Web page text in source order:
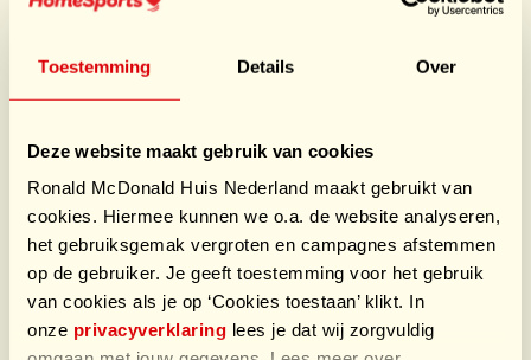
Toestemming Details Over
Deze website maakt gebruik van cookies
Ronald McDonald Huis Nederland maakt gebruikt van
cookies. Hiermee kunnen we o.a. de website analyseren,
het gebruiksgemak vergroten en campagnes afstemmen
op de gebruiker. Je geeft toestemming voor het gebruik
van cookies als je op ‘Cookies toestaan’ klikt. In
onze privacyverklaring lees je dat wij zorgvuldig
zoons werden prematuur geboren in het Sophia
bestond dat ze langer op de IC moesten blijven. Met de
jongens ging het gelukkig snel beter. Daardoor hoefde
vroeggeboorte had ik de folder van het Huis in mijn
handen. Als er iets met je kind is, dan wil je dichtbij zijn.”
Gele trui
Dat gevoel delen alle collega’s bij Schouten Zekerheid.
Daarom kreeg Wilco vrij makkelijk de handen op elkaar
voor deelname aan HomeRide: “Binnen een week